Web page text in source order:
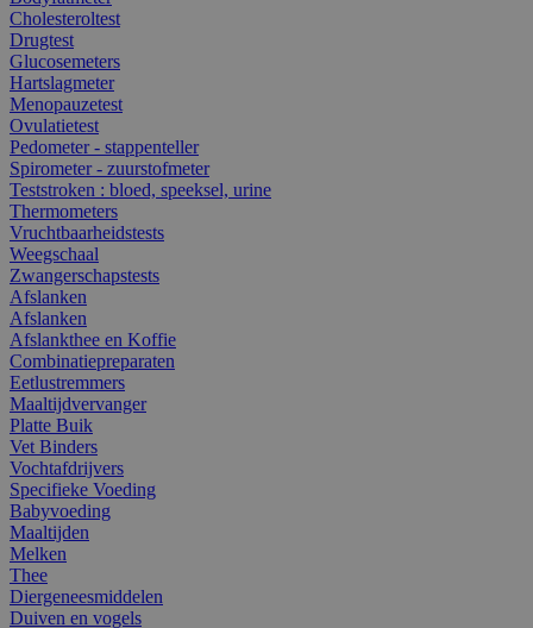
Cholesteroltest
Drugtest
Glucosemeters
Hartslagmeter
Menopauzetest
Ovulatietest
Pedometer - stappenteller
Spirometer - zuurstofmeter
Teststroken : bloed, speeksel, urine
Thermometers
Vruchtbaarheidstests
Weegschaal
Zwangerschapstests
Afslanken
Afslanken
Afslankthee en Koffie
Combinatiepreparaten
Eetlustremmers
Maaltijdvervanger
Platte Buik
Vet Binders
Vochtafdrijvers
Specifieke Voeding
Babyvoeding
Maaltijden
Melken
Thee
Diergeneesmiddelen
Duiven en vogels